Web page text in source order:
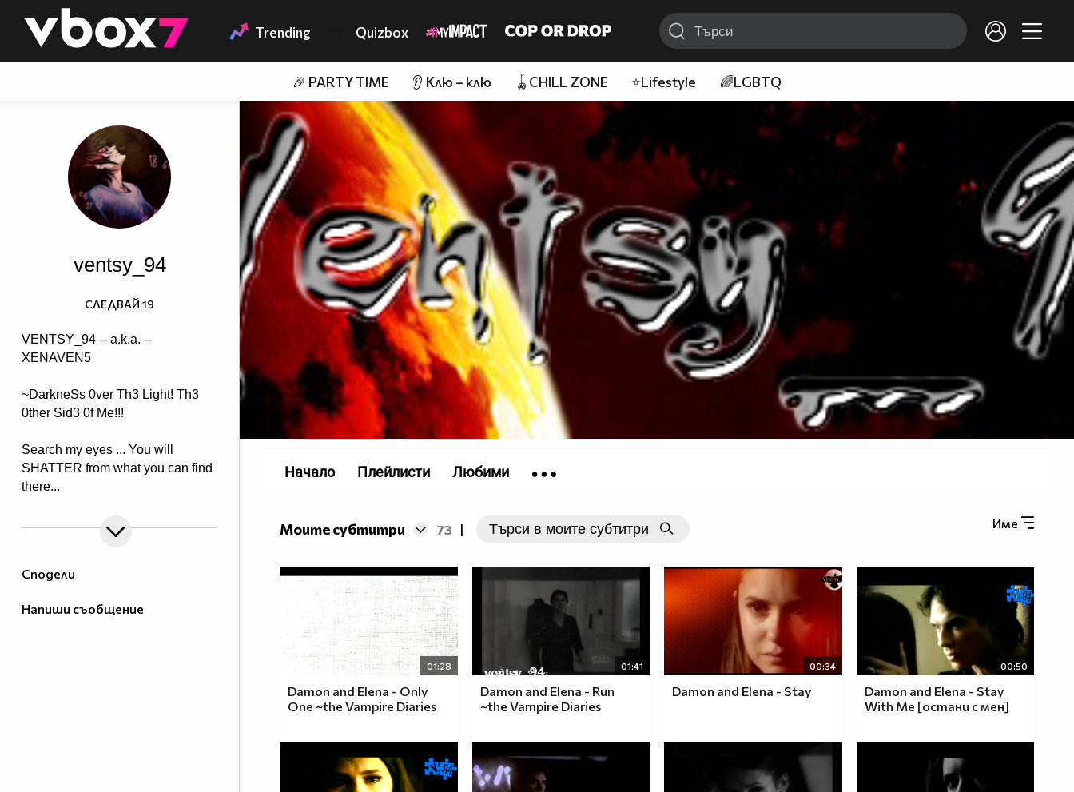
👾 Trending Quizbox
🎉 PARTY TIME 👂 Клю – клю 🪀CHILL ZONE ⭐Lifestyle 🌈LGBTQ
Сподели
Напиши съобщение
ventsy_94
VENTSY_94 -- a.k.a. --
XENAVEN5
~DarkneSs 0ver Th3 Light! Th3
0ther Sid3 0f Me!!!
Search my eyes ... You will
SHATTER from what you can find
there...
СЛЕДВАЙ 19
Моите субтитри 73 | Име
01:28
Damon and Elena - Only
One ~the Vampire Diaries
01:41
Damon and Elena - Run
~the Vampire Diaries
00:34
Damon and Elena - Stay
00:50
Damon and Elena - Stay
With Me [остани с мен]
Начало Плейлисти Любими